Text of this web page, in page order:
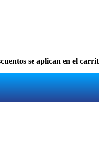
se aplican en el